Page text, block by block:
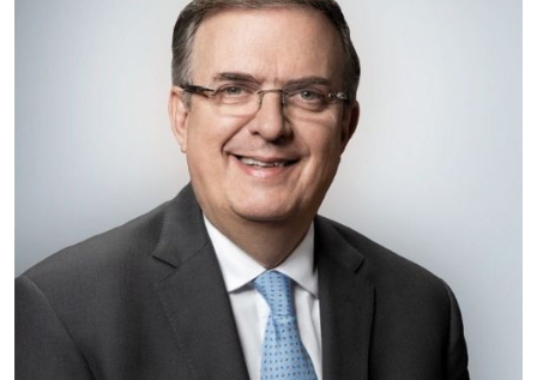
Especificaciones:
HSS, CON RECUBRIMIENTO,
CARBURO, RIMAS, ENDMILLS,
BROCAS, LIMAS, ETC
Aplicar al Requerimiento
Empresa en Querétaro
HERRAMIENTAS DE TORQUE